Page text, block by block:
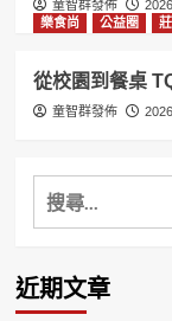
童智群發佈
樂食尚
公益圈
從校園到餐桌
童智群發佈
搜
尋
鍵
字:
近期文章